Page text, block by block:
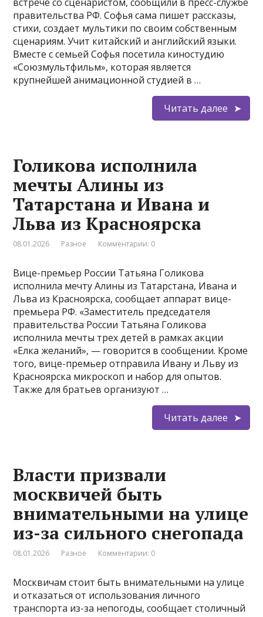
правительства РФ. Софья сама пишет рассказы,
стихи, создает мультики по своим собственным
сценариям. Учит китайский и английский языки.
Вместе с семьей Софья посетила киностудию
«Союзмультфильм», которая является
крупнейшей анимационной студией в …
Читать далее
Голикова исполнила
мечты Алины из
Татарстана и Ивана и
Льва из Красноярска
08.01.2026 Разное Комментарии: 0
Вице-премьер России Татьяна Голикова
исполнила мечту Алины из Татарстана, Ивана и
Льва из Красноярска, сообщает аппарат вице-
премьера РФ. «Заместитель председателя
правительства России Татьяна Голикова
исполнила мечты трех детей в рамках акции
«Елка желаний», — говорится в сообщении. Кроме
того, вице-премьер отправила Ивану и Льву из
Красноярска микроскоп и набор для опытов.
Также для братьев организуют …
Читать далее
Власти призвали
москвичей быть
внимательными на улице
из-за сильного снегопада
08.01.2026 Разное Комментарии: 0
Москвичам стоит быть внимательными на улице
и отказаться от использования личного
транспорта из-за непогоды, сообщает столичный